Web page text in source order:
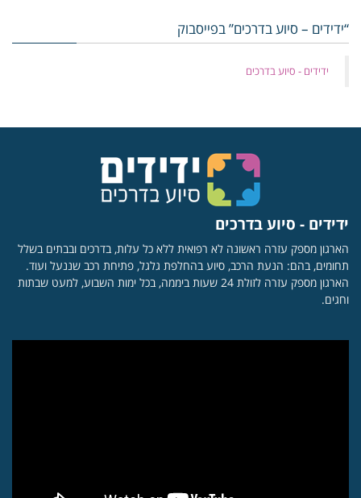
“ידידים – סיוע בדרכים” בפייסבוק
‏ידידים - סיוע בדרכים
ידידים - סיוע בדרכים
הארגון מספק עזרה ראשונה לא רפואית ללא כל עלות, בדרכים ובבתים בשלל
תחומים, בהם: הנעת הרכב, סיוע בהחלפת גלגל, פתיחת רכב שננעל ועוד.
הארגון מספק עזרה לזולת 24 שעות ביממה, בכל ימות השבוע, למעט שבתות
וחגים.